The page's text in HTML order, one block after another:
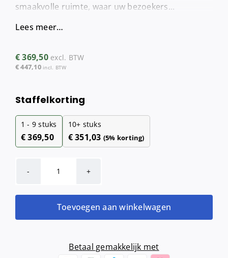
smaakvolle ruimte, waar uw bezoekers...
Lees meer…
€369,50 excl. BTW
€447,10 incl. BTW
Staffelkorting
1 - 9 stuks
€369,50
10+ stuks
€351,03 (5% korting)
Automatische
(RVS)
aantal
Toevoegen aan winkelwagen
Betaal gemakkelijk met